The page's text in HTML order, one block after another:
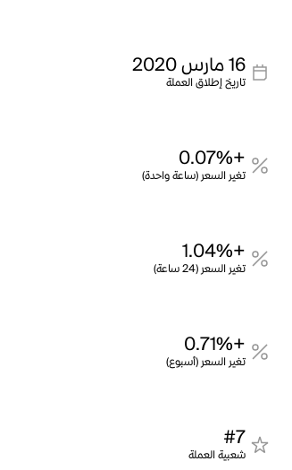
16 مارس 2020
تاريخ إطلاق العملة
+0.07%
تغير السعر (ساعة واحدة)
+1.04%
تغير السعر (24 ساعة)
+0.71%
تغير السعر (أسبوع)
#7
شعبية العملة